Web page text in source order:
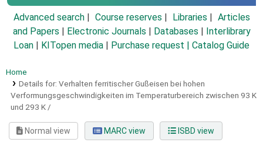
Advanced search Course reserves Libraries
Articles
and Papers
Electronic Journals Databases
Interlibrary
Loan
KITopen media Purchase request | Catalog Guide
Home
Details for: Verhalten ferritischer Gußeisen bei hohen
Verformungsgeschwindigkeiten im Temperaturbereich zwischen 93 K
und 293 K /
Normal view MARC view ISBD view